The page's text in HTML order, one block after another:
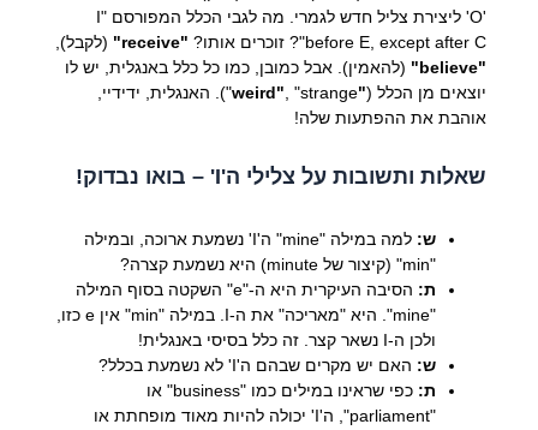
'O' ליצירת צליל חדש לגמרי. מה לגבי הכלל המפורסם "I
before E, except after C"? זוכרים אותו?
"receive"
(לקבל),
"believe"
(להאמין). אבל כמובן, כמו כל כלל באנגלית, יש לו
יוצאים מן הכלל ("weird"
, "strange"). האנגלית, ידידיי,
אוהבת את ההפתעות שלה!
שאלות ותשובות על צלילי ה'I' – בואו נבדוק!
ש:
למה במילה "mine" ה'I' נשמעת ארוכה, ובמילה
"min" (קיצור של minute) היא נשמעת קצרה?
ת:
הסיבה העיקרית היא ה-"e" השקטה בסוף המילה
"mine". היא "מאריכה" את ה-I. במילה "min" אין e כזו,
ולכן ה-I נשאר קצר. זה כלל בסיסי באנגלית!
ש: האם יש מקרים שבהם ה'I' לא נשמעת בכלל?
ת:
כפי שראינו במילים כמו "business" או
"parliament", ה'I' יכולה להיות מאוד מופחתת או